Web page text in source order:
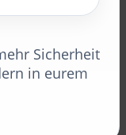
Sicherheit
in eurem